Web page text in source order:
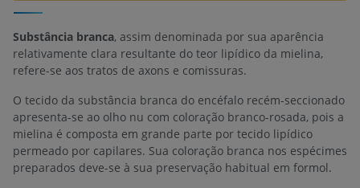
Substância branca, assim denominada por sua aparência
relativamente clara resultante do teor lipídico da mielina,
refere-se aos tratos de axons e comissuras.
O tecido da substância branca do encéfalo recém-seccionado
apresenta-se ao olho nu com coloração branco-rosada, pois a
mielina é composta em grande parte por tecido lipídico
permeado por capilares. Sua coloração branca nos espécimes
preparados deve-se à sua preservação habitual em formol.